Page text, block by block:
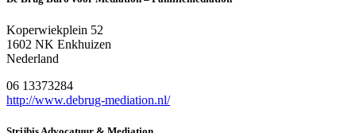
Koperwiekplein 52
1602 NK Enkhuizen
Nederland
06 13373284
http://www.debrug-mediation.nl/